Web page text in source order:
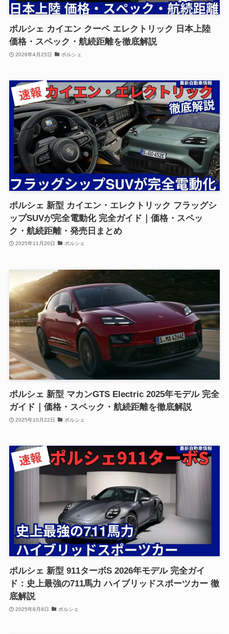
ポルシェ カイエン クーペ エレクトリック 日本上陸
価格・スペック・航続距離を徹底解説
2026年4月25日 ポルシェ
ポルシェ 新型 カイエン・エレクトリック フラッグシ
ップSUVが完全電動化 完全ガイド｜価格・スペッ
ク・航続距離・発売日まとめ
2025年11月20日 ポルシェ
ポルシェ 新型 マカンGTS Electric 2025年モデル 完全
ガイド｜価格・スペック・航続距離を徹底解説
2025年10月22日 ポルシェ
ポルシェ 新型 911ターボS 2026年モデル 完全ガイ
ド：史上最強の711馬力 ハイブリッドスポーツカー 徹
底解説
2025年9月8日 ポルシェ